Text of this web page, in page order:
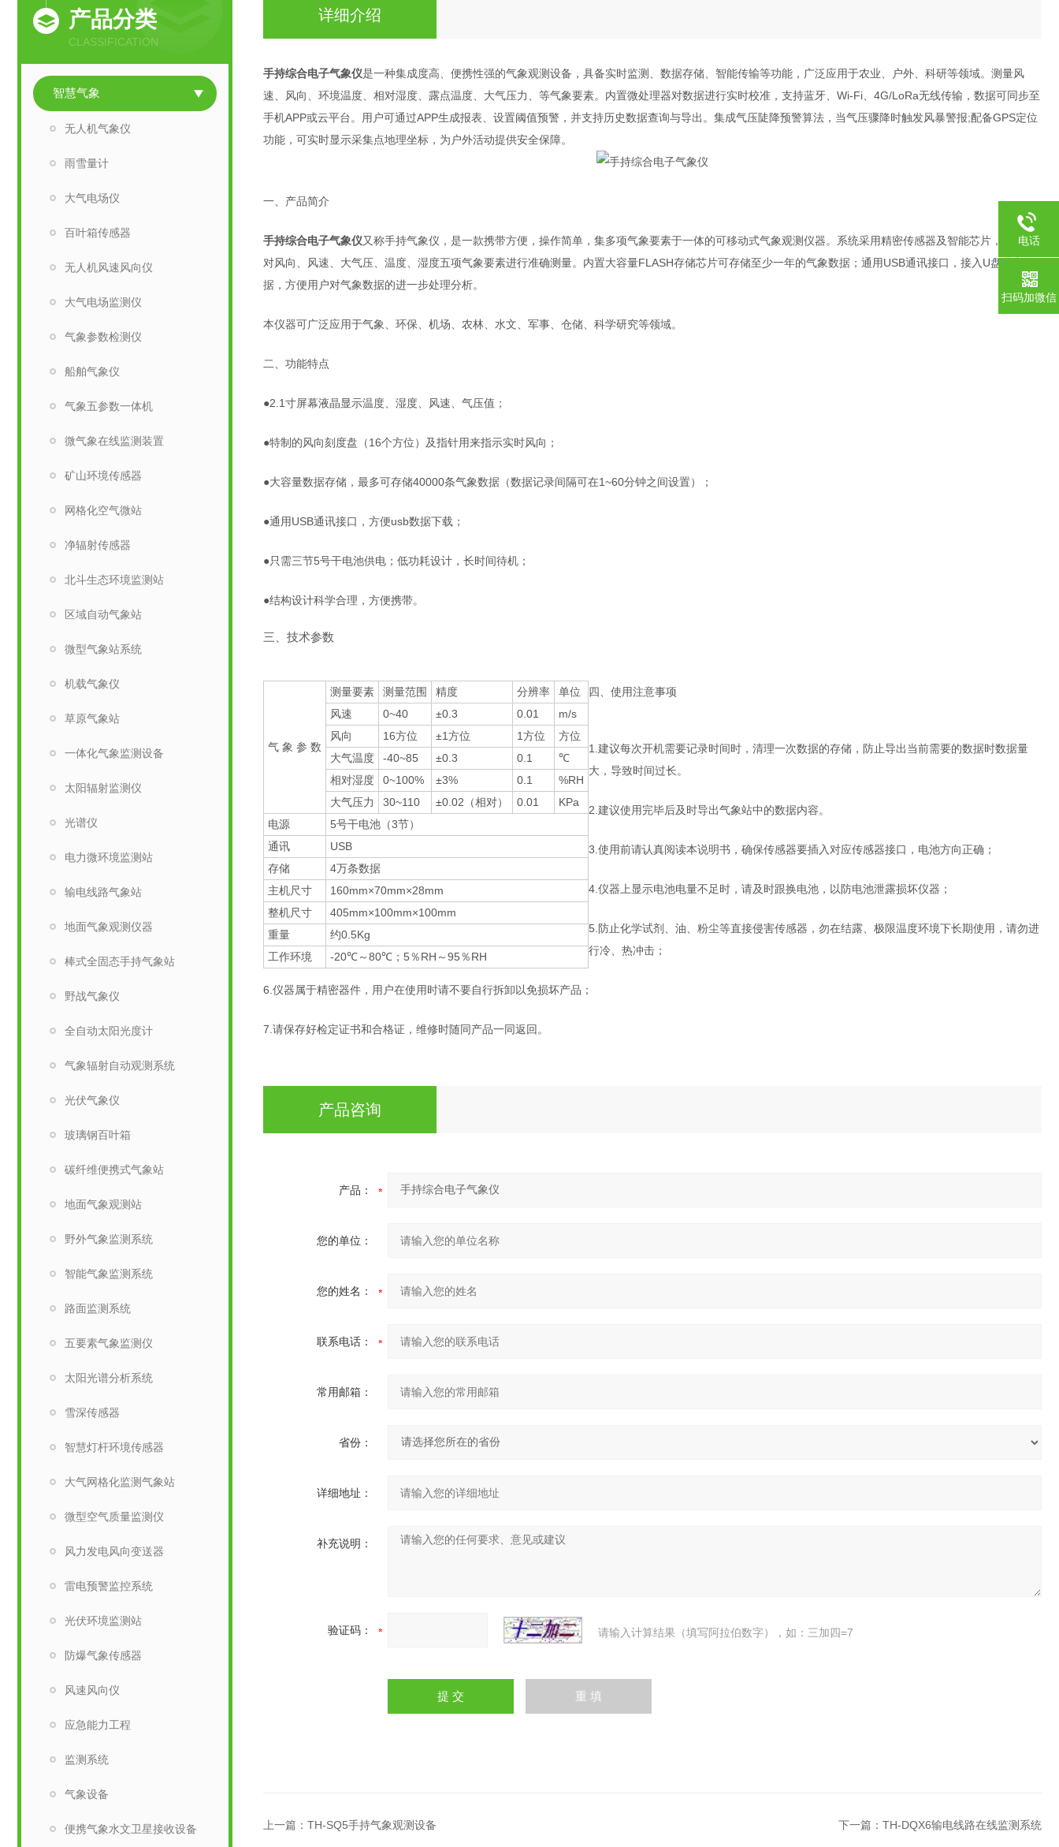
产品分类
CLASSIFICATION
智慧气象
无人机气象仪
雨雪量计
大气电场仪
百叶箱传感器
无人机风速风向仪
大气电场监测仪
气象参数检测仪
船舶气象仪
气象五参数一体机
微气象在线监测装置
矿山环境传感器
网格化空气微站
净辐射传感器
北斗生态环境监测站
区域自动气象站
微型气象站系统
机载气象仪
草原气象站
一体化气象监测设备
太阳辐射监测仪
光谱仪
电力微环境监测站
输电线路气象站
地面气象观测仪器
棒式全固态手持气象站
野战气象仪
全自动太阳光度计
气象辐射自动观测系统
光伏气象仪
玻璃钢百叶箱
碳纤维便携式气象站
​地面气象观测站
野外气象监测系统
智能气象监测系统
路面监测系统
五要素气象监测仪
太阳光谱分析系统
雪深传感器
智慧灯杆环境传感器
大气网格化监测气象站
微型空气质量监测仪
风力发电风向变送器
雷电预警监控系统
光伏环境监测站
防爆气象传感器
风速风向仪
应急能力工程
监测系统
气象设备
便携气象水文卫星接收设备
详细介绍
手持综合电子气象仪是一种集成度高、便携性强的气象观测设备，具备实时监测、数据存储、智能传输等功能，广泛应用于农业、户外、科研等领域。测量风
速、风向、环境温度、相对湿度、露点温度、大气压力、等气象要素。内置微处理器对数据进行实时校准，支持蓝牙、Wi-Fi、4G/LoRa无线传输，数据可同步至
手机APP或云平台。用户可通过APP生成报表、设置阈值预警，并支持历史数据查询与导出。集成气压陡降预警算法，当气压骤降时触发风暴警报;配备GPS定位
功能，可实时显示采集点地理坐标，为户外活动提供安全保障。
一、产品简介
手持综合电子气象仪又称手持气象仪，是一款携带方便，操作简单，集多项气象要素于一体的可移动式气象观测仪器。系统采用精密传感器及智能芯片，能同时
对风向、风速、大气压、温度、湿度五项气象要素进行准确测量。内置大容量FLASH存储芯片可存储至少一年的气象数据；通用USB通讯接口，接入U盘导出数
据，方便用户对气象数据的进一步处理分析。
本仪器可广泛应用于气象、环保、机场、农林、水文、军事、仓储、科学研究等领域。
二、功能特点
●2.1寸屏幕液晶显示温度、湿度、风速、气压值；
●特制的风向刻度盘（16个方位）及指针用来指示实时风向；
●大容量数据存储，最多可存储40000条气象数据（数据记录间隔可在1~60分钟之间设置）；
●通用USB通讯接口，方便usb数据下载；
●只需三节5号干电池供电；低功耗设计，长时间待机；
●结构设计科学合理，方便携带。
三、技术参数
气 象 参 数
测量要素 测量范围 精度 分辨率
单位
风速
0~40 ±0.3 0.01
m/s
风向
16方位 ±1方位 1方位
方位
大气温度
-40~85 ±0.3 0.1
℃
相对湿度
0~100% ±3% 0.1
%RH
大气压力
30~110 ±0.02（相对） 0.01
KPa
电源
5号干电池（3节）
通讯
USB
存储
4万条数据
主机尺寸
160mm×70mm×28mm
整机尺寸
405mm×100mm×100mm
重量
约0.5Kg
工作环境
-20℃～80℃；5％RH～95％RH
四、使用注意事项
1.建议每次开机需要记录时间时，清理一次数据的存储，防止导出当前需要的数据时数据量
大，导致时间过长。
2.建议使用完毕后及时导出气象站中的数据内容。
3.使用前请认真阅读本说明书，确保传感器要插入对应传感器接口，电池方向正确；
4.仪器上显示电池电量不足时，请及时跟换电池，以防电池泄露损坏仪器；
5.防止化学试剂、油、粉尘等直接侵害传感器，勿在结露、极限温度环境下长期使用，请勿进
行冷、热冲击；
6.仪器属于精密器件，用户在使用时请不要自行拆卸以免损坏产品；
7.请保存好检定证书和合格证，维修时随同产品一同返回。
产品咨询
产品：
您的单位：
您的姓名：
联系电话：
常用邮箱：
省份：
详细地址：
补充说明：
验证码： 请输入计算结果（填写阿拉伯数字），如：三加四=7
上一篇： TH-SQ5手持气象观测设备 下一篇： TH-DQX6输电线路在线监测系统
电话
扫码加微信